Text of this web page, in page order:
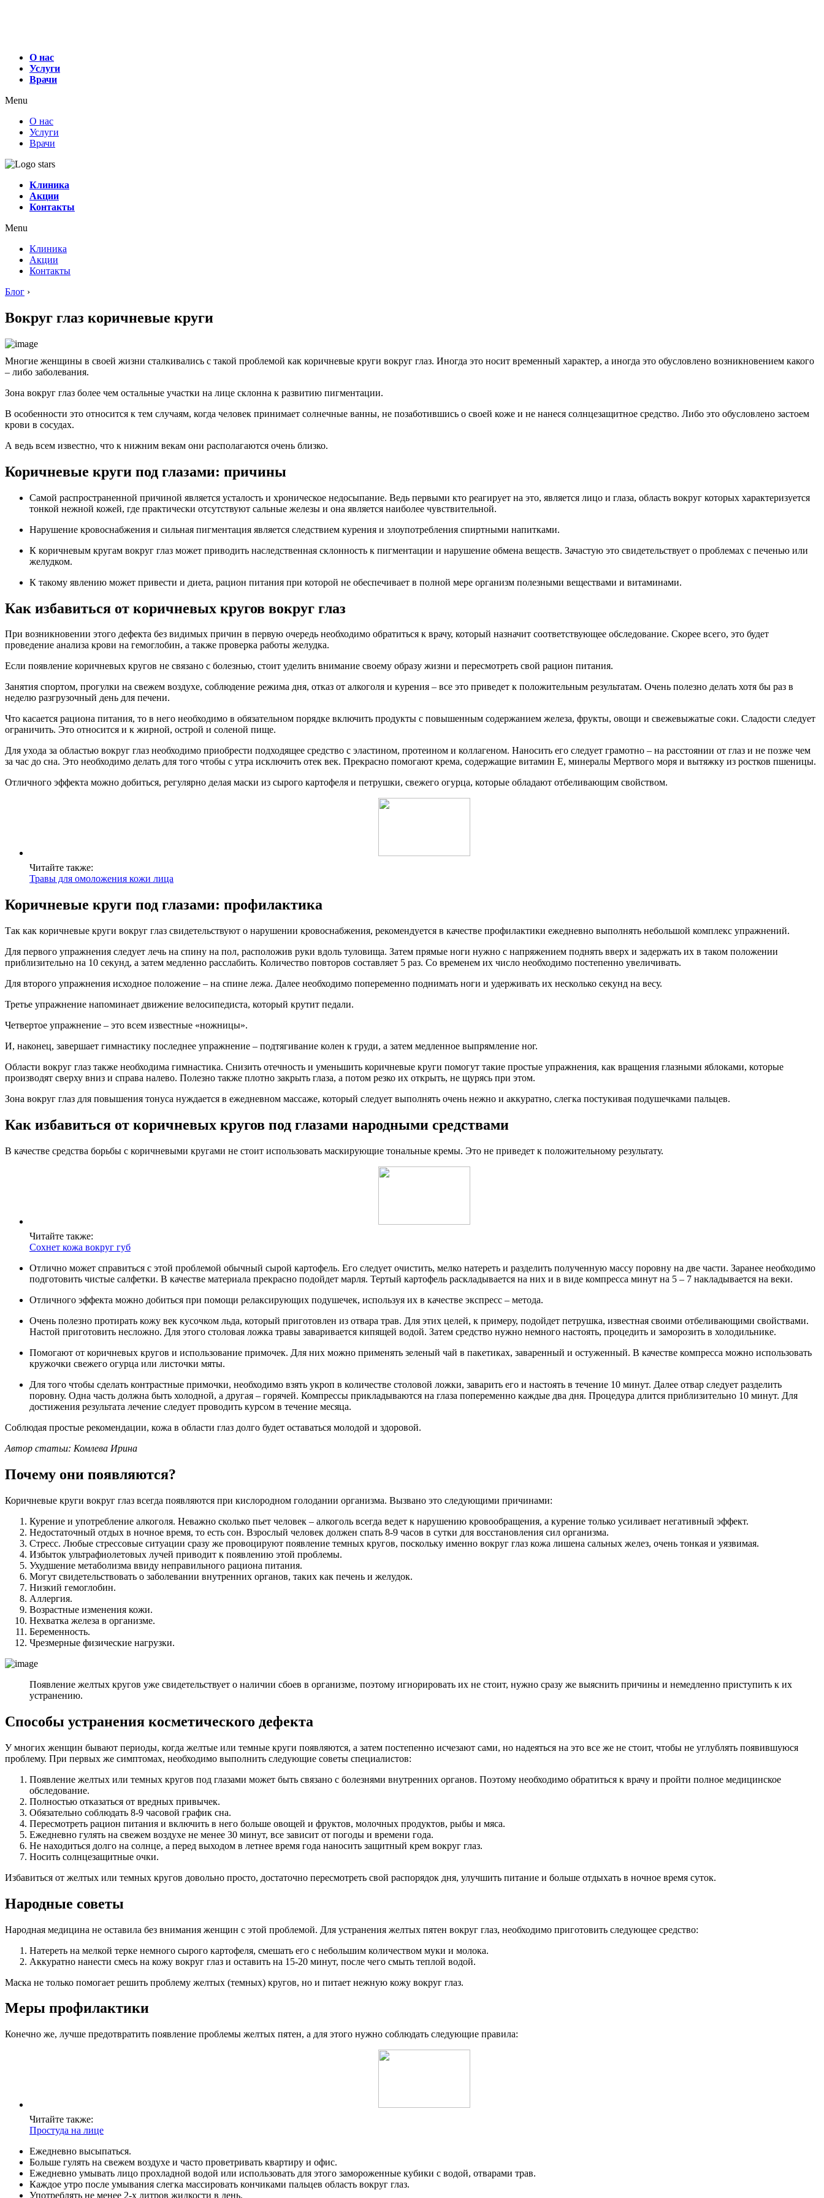
О нас
Услуги
Врачи
Menu
О нас
Услуги
Врачи
Клиника
Акции
Контакты
Menu
Клиника
Акции
Контакты
Блог ›
Вокруг глаз коричневые круги
Многие женщины в своей жизни сталкивались с такой проблемой как коричневые круги вокруг глаз. Иногда это носит временный характер, а иногда это обусловлено возникновением какого
– либо заболевания.
Зона вокруг глаз более чем остальные участки на лице склонна к развитию пигментации.
В особенности это относится к тем случаям, когда человек принимает солнечные ванны, не позаботившись о своей коже и не нанеся солнцезащитное средство. Либо это обусловлено застоем
крови в сосудах.
А ведь всем известно, что к нижним векам они располагаются очень близко.
Коричневые круги под глазами: причины
Самой распространенной причиной является усталость и хроническое недосыпание. Ведь первыми кто реагирует на это, является лицо и глаза, область вокруг которых характеризуется
тонкой нежной кожей, где практически отсутствуют сальные железы и она является наиболее чувствительной.
Нарушение кровоснабжения и сильная пигментация является следствием курения и злоупотребления спиртными напитками.
К коричневым кругам вокруг глаз может приводить наследственная склонность к пигментации и нарушение обмена веществ. Зачастую это свидетельствует о проблемах с печенью или
желудком.
К такому явлению может привести и диета, рацион питания при которой не обеспечивает в полной мере организм полезными веществами и витаминами.
Как избавиться от коричневых кругов вокруг глаз
При возникновении этого дефекта без видимых причин в первую очередь необходимо обратиться к врачу, который назначит соответствующее обследование. Скорее всего, это будет
проведение анализа крови на гемоглобин, а также проверка работы желудка.
Если появление коричневых кругов не связано с болезнью, стоит уделить внимание своему образу жизни и пересмотреть свой рацион питания.
Занятия спортом, прогулки на свежем воздухе, соблюдение режима дня, отказ от алкоголя и курения – все это приведет к положительным результатам. Очень полезно делать хотя бы раз в
неделю разгрузочный день для печени.
Что касается рациона питания, то в него необходимо в обязательном порядке включить продукты с повышенным содержанием железа, фрукты, овощи и свежевыжатые соки. Сладости следует
ограничить. Это относится и к жирной, острой и соленой пище.
Для ухода за областью вокруг глаз необходимо приобрести подходящее средство с эластином, протеином и коллагеном. Наносить его следует грамотно – на расстоянии от глаз и не позже чем
за час до сна. Это необходимо делать для того чтобы с утра исключить отек век. Прекрасно помогают крема, содержащие витамин Е, минералы Мертвого моря и вытяжку из ростков пшеницы.
Отличного эффекта можно добиться, регулярно делая маски из сырого картофеля и петрушки, свежего огурца, которые обладают отбеливающим свойством.
Читайте также:
Травы для омоложения кожи лица
Коричневые круги под глазами: профилактика
Так как коричневые круги вокруг глаз свидетельствуют о нарушении кровоснабжения, рекомендуется в качестве профилактики ежедневно выполнять небольшой комплекс упражнений.
Для первого упражнения следует лечь на спину на пол, расположив руки вдоль туловища. Затем прямые ноги нужно с напряжением поднять вверх и задержать их в таком положении
приблизительно на 10 секунд, а затем медленно расслабить. Количество повторов составляет 5 раз. Со временем их число необходимо постепенно увеличивать.
Для второго упражнения исходное положение – на спине лежа. Далее необходимо попеременно поднимать ноги и удерживать их несколько секунд на весу.
Третье упражнение напоминает движение велосипедиста, который крутит педали.
Четвертое упражнение – это всем известные «ножницы».
И, наконец, завершает гимнастику последнее упражнение – подтягивание колен к груди, а затем медленное выпрямление ног.
Области вокруг глаз также необходима гимнастика. Снизить отечность и уменьшить коричневые круги помогут такие простые упражнения, как вращения глазными яблоками, которые
производят сверху вниз и справа налево. Полезно также плотно закрыть глаза, а потом резко их открыть, не щурясь при этом.
Зона вокруг глаз для повышения тонуса нуждается в ежедневном массаже, который следует выполнять очень нежно и аккуратно, слегка постукивая подушечками пальцев.
Как избавиться от коричневых кругов под глазами народными средствами
В качестве средства борьбы с коричневыми кругами не стоит использовать маскирующие тональные кремы. Это не приведет к положительному результату.
Читайте также:
Сохнет кожа вокруг губ
Отлично может справиться с этой проблемой обычный сырой картофель. Его следует очистить, мелко натереть и разделить полученную массу поровну на две части. Заранее необходимо
подготовить чистые салфетки. В качестве материала прекрасно подойдет марля. Тертый картофель раскладывается на них и в виде компресса минут на 5 – 7 накладывается на веки.
Отличного эффекта можно добиться при помощи релаксирующих подушечек, используя их в качестве экспресс – метода.
Очень полезно протирать кожу век кусочком льда, который приготовлен из отвара трав. Для этих целей, к примеру, подойдет петрушка, известная своими отбеливающими свойствами.
Настой приготовить несложно. Для этого столовая ложка травы заваривается кипящей водой. Затем средство нужно немного настоять, процедить и заморозить в холодильнике.
Помогают от коричневых кругов и использование примочек. Для них можно применять зеленый чай в пакетиках, заваренный и остуженный. В качестве компресса можно использовать
кружочки свежего огурца или листочки мяты.
Для того чтобы сделать контрастные примочки, необходимо взять укроп в количестве столовой ложки, заварить его и настоять в течение 10 минут. Далее отвар следует разделить
поровну. Одна часть должна быть холодной, а другая – горячей. Компрессы прикладываются на глаза попеременно каждые два дня. Процедура длится приблизительно 10 минут. Для
достижения результата лечение следует проводить курсом в течение месяца.
Соблюдая простые рекомендации, кожа в области глаз долго будет оставаться молодой и здоровой.
Автор статьи: Комлева Ирина
Почему они появляются?
Коричневые круги вокруг глаз всегда появляются при кислородном голодании организма. Вызвано это следующими причинами:
Курение и употребление алкоголя. Неважно сколько пьет человек – алкоголь всегда ведет к нарушению кровообращения, а курение только усиливает негативный эффект.
Недостаточный отдых в ночное время, то есть сон. Взрослый человек должен спать 8-9 часов в сутки для восстановления сил организма.
Стресс. Любые стрессовые ситуации сразу же провоцируют появление темных кругов, поскольку именно вокруг глаз кожа лишена сальных желез, очень тонкая и уязвимая.
Избыток ультрафиолетовых лучей приводит к появлению этой проблемы.
Ухудшение метаболизма ввиду неправильного рациона питания.
Могут свидетельствовать о заболевании внутренних органов, таких как печень и желудок.
Низкий гемоглобин.
Аллергия.
Возрастные изменения кожи.
Нехватка железа в организме.
Беременность.
Чрезмерные физические нагрузки.
Появление желтых кругов уже свидетельствует о наличии сбоев в организме, поэтому игнорировать их не стоит, нужно сразу же выяснить причины и немедленно приступить к их
устранению.
Способы устранения косметического дефекта
У многих женщин бывают периоды, когда желтые или темные круги появляются, а затем постепенно исчезают сами, но надеяться на это все же не стоит, чтобы не углублять появившуюся
проблему. При первых же симптомах, необходимо выполнить следующие советы специалистов:
Появление желтых или темных кругов под глазами может быть связано с болезнями внутренних органов. Поэтому необходимо обратиться к врачу и пройти полное медицинское
обследование.
Полностью отказаться от вредных привычек.
Обязательно соблюдать 8-9 часовой график сна.
Пересмотреть рацион питания и включить в него больше овощей и фруктов, молочных продуктов, рыбы и мяса.
Ежедневно гулять на свежем воздухе не менее 30 минут, все зависит от погоды и времени года.
Не находиться долго на солнце, а перед выходом в летнее время года наносить защитный крем вокруг глаз.
Носить солнцезащитные очки.
Избавиться от желтых или темных кругов довольно просто, достаточно пересмотреть свой распорядок дня, улучшить питание и больше отдыхать в ночное время суток.
Народные советы
Народная медицина не оставила без внимания женщин с этой проблемой. Для устранения желтых пятен вокруг глаз, необходимо приготовить следующее средство:
Натереть на мелкой терке немного сырого картофеля, смешать его с небольшим количеством муки и молока.
Аккуратно нанести смесь на кожу вокруг глаз и оставить на 15-20 минут, после чего смыть теплой водой.
Маска не только помогает решить проблему желтых (темных) кругов, но и питает нежную кожу вокруг глаз.
Меры профилактики
Конечно же, лучше предотвратить появление проблемы желтых пятен, а для этого нужно соблюдать следующие правила:
Читайте также:
Простуда на лице
Ежедневно высыпаться.
Больше гулять на свежем воздухе и часто проветривать квартиру и офис.
Ежедневно умывать лицо прохладной водой или использовать для этого замороженные кубики с водой, отварами трав.
Каждое утро после умывания слегка массировать кончиками пальцев область вокруг глаз.
Употреблять не менее 2-х литров жидкости в день.